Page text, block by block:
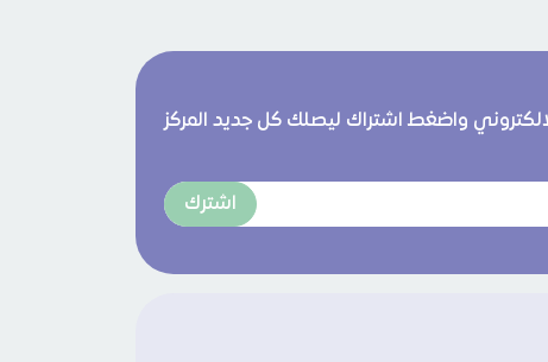
واضغط اشتراك ليصلك كل جديد المركز
اشترك